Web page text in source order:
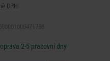
DPH
2-5 pracovní dny